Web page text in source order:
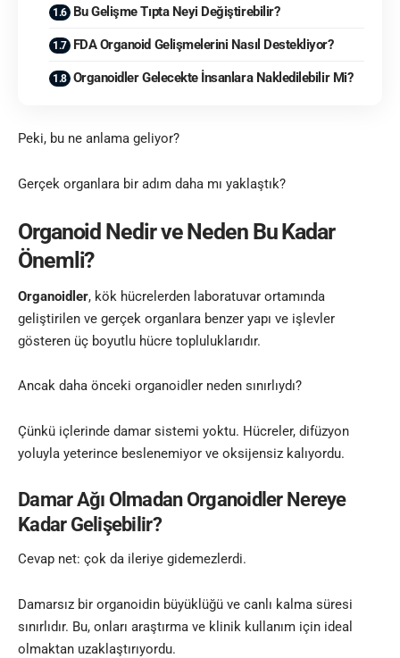
Bu Gelişme Tıpta Neyi Değiştirebilir?
FDA Organoid Gelişmelerini Nasıl Destekliyor?
Organoidler Gelecekte İnsanlara Nakledilebilir Mi?
Peki, bu ne anlama geliyor?
Gerçek organlara bir adım daha mı yaklaştık?
Organoid Nedir ve Neden Bu Kadar
Önemli?
Organoidler, kök hücrelerden laboratuvar ortamında
geliştirilen ve gerçek organlara benzer yapı ve işlevler
gösteren üç boyutlu hücre topluluklarıdır.
Ancak daha önceki organoidler neden sınırlıydı?
Çünkü içlerinde damar sistemi yoktu. Hücreler, difüzyon
yoluyla yeterince beslenemiyor ve oksijensiz kalıyordu.
Damar Ağı Olmadan Organoidler Nereye
Kadar Gelişebilir?
Cevap net: çok da ileriye gidemezlerdi.
Damarsız bir organoidin büyüklüğü ve canlı kalma süresi
sınırlıdır. Bu, onları araştırma ve klinik kullanım için ideal
olmaktan uzaklaştırıyordu.